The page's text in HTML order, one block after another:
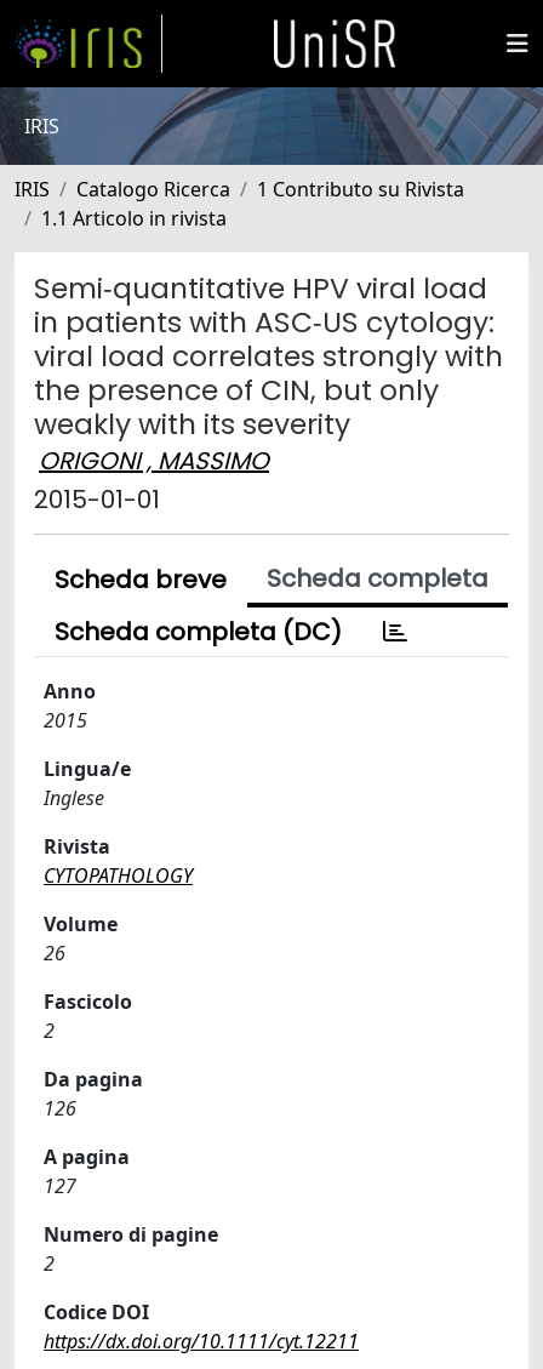
IRIS
IRIS Catalogo Ricerca
1 Contributo su Rivista
1.1 Articolo in rivista
Semi‐quantitative HPV viral load
in patients with ASC‐US cytology:
viral load correlates strongly with
the presence of CIN, but only
weakly with its severity
ORIGONI , MASSIMO
2015-01-01
Scheda breve
Scheda completa
Scheda completa (DC)
Anno
2015
Lingua/e
Inglese
Rivista
CYTOPATHOLOGY
Volume
26
Fascicolo
2
Da pagina
126
A pagina
127
Numero di pagine
2
Codice DOI
https://dx.doi.org/10.1111/cyt.12211